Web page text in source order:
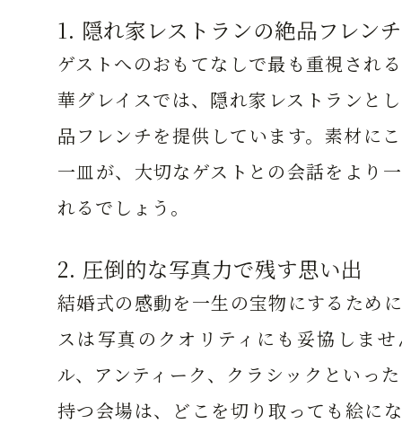
1. 隠れ家レストランの絶品フレンチ
ゲストへのおもてなしで最も重視され
華グレイスでは、隠れ家レストランと
品フレンチを提供しています。素材に
一皿が、大切なゲストとの会話をより
れるでしょう。
2. 圧倒的な写真力で残す思い出
結婚式の感動を一生の宝物にするため
スは写真のクオリティにも妥協しま
ル、アンティーク、クラシックといっ
持つ会場は、どこを切り取っても絵に